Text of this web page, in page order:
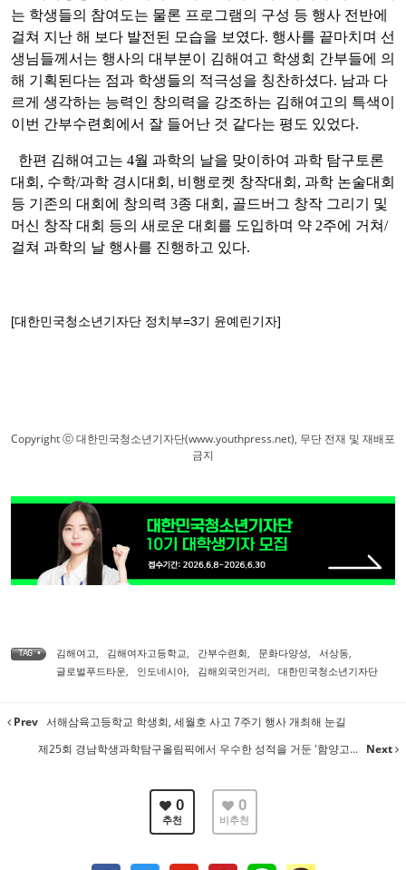
는 학생들의 참여도는 물론 프로그램의 구성 등 행사 전반에
걸쳐 지난 해 보다 발전된 모습을 보였다. 행사를 끝마치며 선
생님들께서는 행사의 대부분이 김해여고 학생회 간부들에 의
해 기획된다는 점과 학생들의 적극성을 칭찬하셨다. 남과 다
르게 생각하는 능력인 창의력을 강조하는 김해여고의 특색이
이번 간부수련회에서 잘 들어난 것 같다는 평도 있었다.
한편 김해여고는 4월 과학의 날을 맞이하여 과학 탐구토론
대회, 수학/과학 경시대회, 비행로켓 창작대회, 과학 논술대회
등 기존의 대회에 창의력 3종 대회, 골드버그 창작 그리기 및
머신 창작 대회 등의 새로운 대회를 도입하며 약 2주에 거쳐/
걸쳐 과학의 날 행사를 진행하고 있다.
[대한민국청소년기자단 정치부=3기 윤예린기자]
Copyright ⓒ 대한민국청소년기자단(www.youthpress.net), 무단 전재 및 재배포
금지
TAG • 김해여고 김해여자고등학교 간부수련회 문화다양성 서상동
글로벌푸드타운
인도네시아 김해외국인거리 대한민국청소년기자단
Prev 서해삼육고등학교 학생회, 세월호 사고 7주기 행사 개최해 눈길
제25회 경남학생과학탐구올림픽에서 우수한 성적을 거둔 '함양고... Next
0
추천
0
비추천